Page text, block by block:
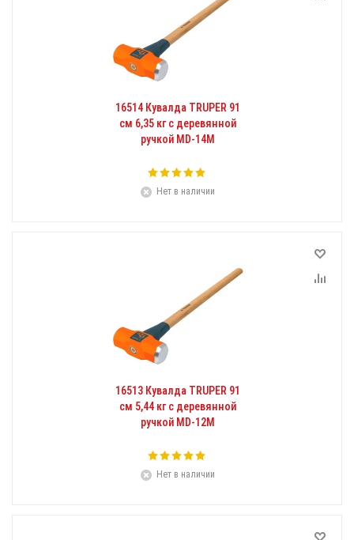
16514 Кувалда TRUPER 91
см 6,35 кг с деревянной
ручкой MD-14M
Нет в наличии
16513 Кувалда TRUPER 91
см 5,44 кг с деревянной
ручкой MD-12M
Нет в наличии